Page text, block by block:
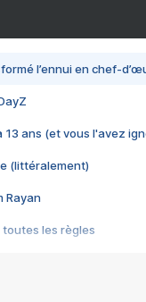
l’ennui en chef-
13 ans (et vous l'avez
(littéralement)
Rayan
toutes les règles